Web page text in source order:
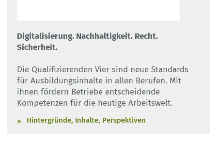
Digitalisierung. Nachhaltigkeit. Recht.
Sicherheit.
Die Qualifizierenden Vier sind neue Standards
für Ausbildungsinhalte in allen Berufen. Mit
ihnen fördern Betriebe entscheidende
Kompetenzen für die heutige Arbeitswelt.
Hintergründe, Inhalte, Perspektiven